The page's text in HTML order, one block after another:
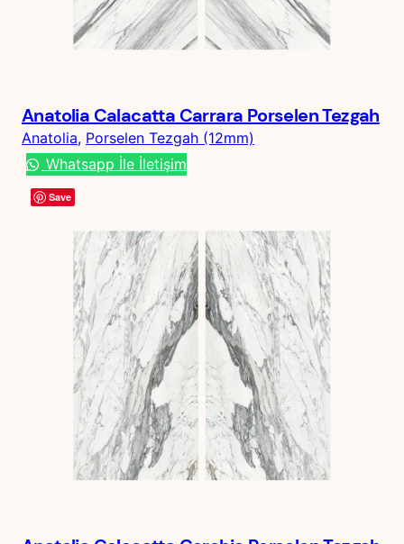
Anatolia Calacatta Carrara Porselen Tezgah
Anatolia, Porselen Tezgah (12mm)
Whatsapp İle İletişim
Save